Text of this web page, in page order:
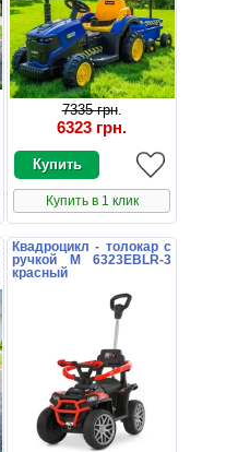
7335 грн.
6323 грн.
Купить в 1 клик
Квадроцикл - толокар с
ручкой M 6323EBLR-3
красный